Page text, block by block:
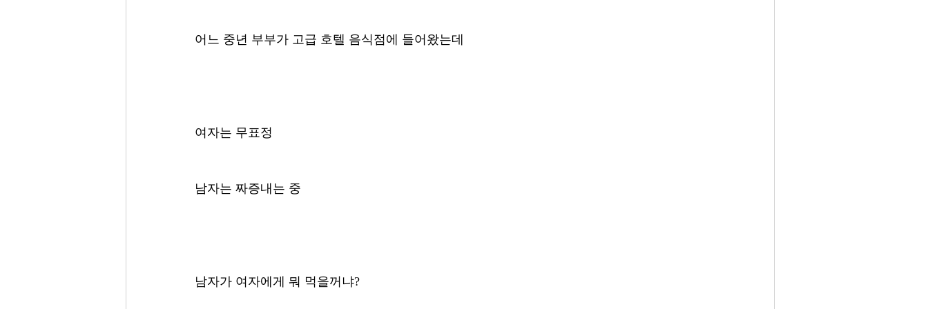
어느 중년 부부가 고급 호텔 음식점에 들어왔는데
여자는 무표정
남자는 짜증내는 중
남자가 여자에게 뭐 먹을꺼냐?